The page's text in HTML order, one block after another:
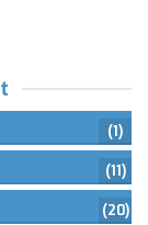
(1)
(11)
(20)